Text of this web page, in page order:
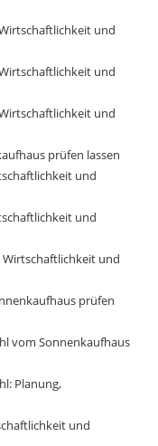
und
und
und
prüfen lassen
und
und
Wirtschaftlichkeit und
prüfen
vom Sonnenkaufhaus
Planung,
und